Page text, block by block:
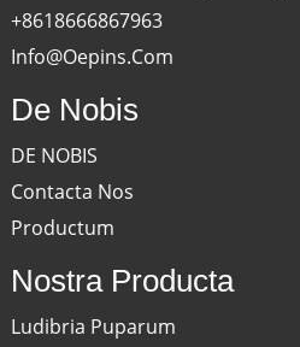
+8618666867963
Info@oepins.com
De Nobis
DE NOBIS
Contacta Nos
Productum
Nostra Producta
Ludibria Puparum